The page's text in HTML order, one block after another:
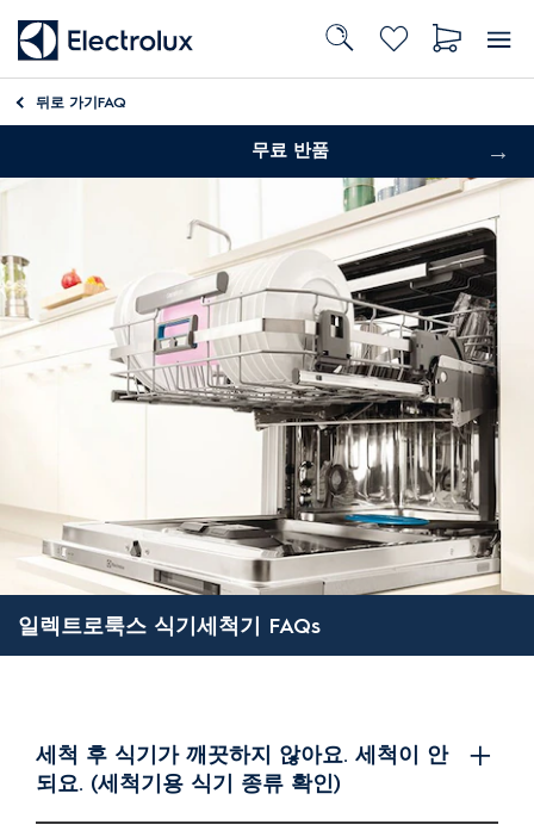
뒤로 가기FAQ
무료 반품
일렉트로룩스 식기세척기 FAQs
세척 후 식기가 깨끗하지 않아요. 세척이 안
되요. (세척기용 식기 종류 확인)